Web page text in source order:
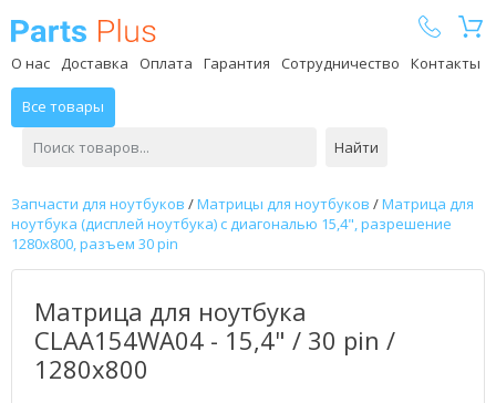
О нас Доставка Оплата Гарантия Сотрудничество Контакты
Все товары
Найти
Запчасти для ноутбуков /Матрицы для ноутбуков /Матрица для
ноутбука (дисплей ноутбука) с диагональю 15,4", разрешение
1280x800, разъем 30 pin
Матрица для ноутбука
CLAA154WA04 - 15,4" / 30 pin /
1280x800